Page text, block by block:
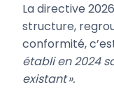
La directive
structure,
conformité,
établi en 2024
existant ».